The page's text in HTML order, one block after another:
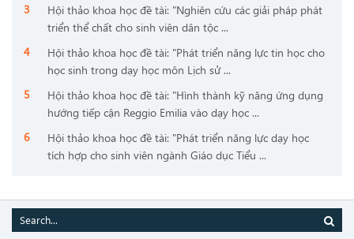
Hội thảo khoa học đề tài: "Nghiên cứu các giải pháp phát
triển thể chất cho sinh viên dân tộc ...
Hội thảo khoa học đề tài: "Phát triển năng lực tin học cho
học sinh trong dạy học môn Lịch sử ...
Hội thảo khoa học đề tài: "Hình thành kỹ năng ứng dụng
hướng tiếp cận Reggio Emilia vào dạy học ...
Hội thảo khoa học đề tài: "Phát triển năng lực dạy học
tích hợp cho sinh viên ngành Giáo dục Tiểu ...